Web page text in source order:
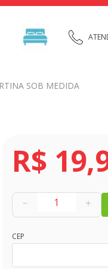
SOB MEDIDA
R$ 19,
＋
－
CEP